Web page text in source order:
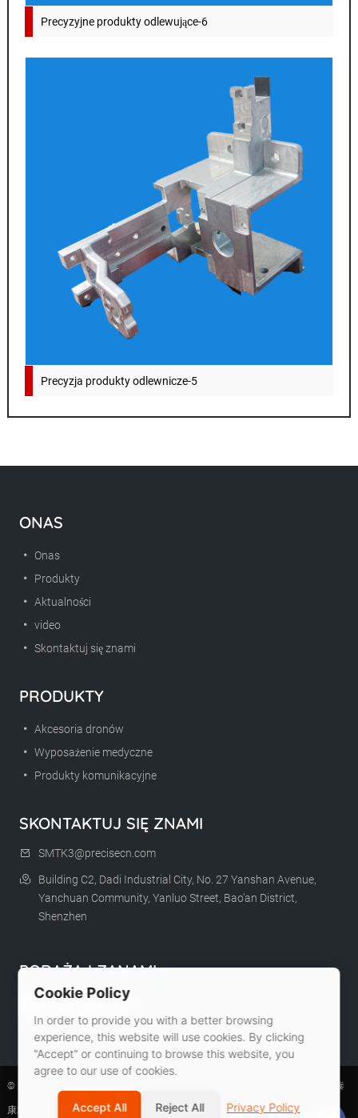
Precyzyjne produkty odlewujące-6
Precyzja produkty odlewnicze-5
ONAS
Onas
Produkty
Aktualności
video
Skontaktuj się znami
PRODUKTY
Akcesoria dronów
Wyposażenie medyczne
Produkty komunikacyjne
SKONTAKTUJ SIĘ ZNAMI
SMTK3@precisecn.com
Building C2, Dadi Industrial City, No. 27 Yanshan Avenue,
Yanchuan Community, Yanluo Street, Bao'an District,
Shenzhen
PODĄŻAJ ZANAMI
© 2026 Shenzhen Shunming Taikang Precision Die Casting Co., Ltd 深圳顺明泰
康精密压铸有限公司
Cookie Policy
In order to provide you with a better browsing
experience, this website will use cookies. By clicking
"Accept" or continuing to browse this website, you
agree to our use of cookies.
Accept All Reject All Privacy Policy